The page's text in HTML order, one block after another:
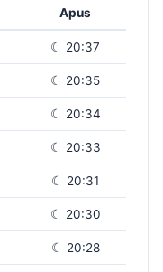
Apus
☾ 20:37
☾ 20:35
☾ 20:34
☾ 20:33
☾ 20:31
☾ 20:30
☾ 20:28